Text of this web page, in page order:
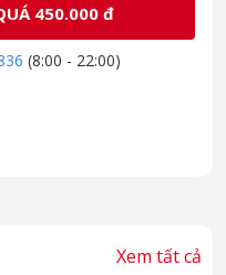
450.000 đ
(8:00 - 22:00)
Xem tất cả